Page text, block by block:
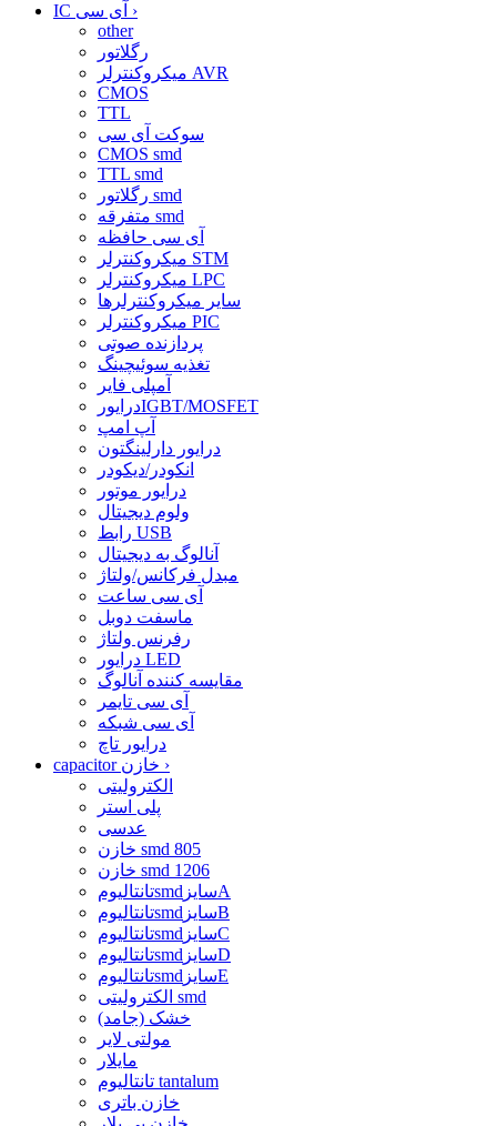
›
other
رگلاتور
میکروکنترلر AVR
CMOS
TTL
سوکت آی سی
CMOS smd
TTL smd
رگلاتور smd
متفرقه smd
آی سی حافظه
میکروکنترلر STM
میکروکنترلر LPC
سایر میکروکنترلرها
میکروکنترلر PIC
پردازنده صوتی
تغذیه سوئیچینگ
آمپلی فایر
درایورIGBT/MOSFET
آپ امپ
درایور دارلینگتون
انکودر/دیکودر
درایور موتور
ولوم دیجیتال
رابط USB
آنالوگ به دیجیتال
مبدل فرکانس/ولتاژ
آی سی ساعت
ماسفت دوبل
رفرنس ولتاژ
درایور LED
مقایسه کننده آنالوگ
آی سی تایمر
آی سی شبکه
درایور تاچ
›
الکترولیتی
پلی استر
عدسی
خازن smd 805
خازن smd 1206
تانتالیومsmdسایزA
تانتالیومsmdسایزB
تانتالیومsmdسایزC
تانتالیومsmdسایزD
تانتالیومsmdسایزE
الکترولیتی smd
خشک (جامد)
مولتی لایر
مایلار
تانتالیوم tantalum
خازن باتری